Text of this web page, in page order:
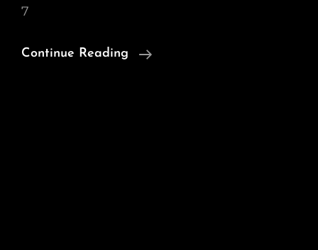
7
Continue Reading
Dernières